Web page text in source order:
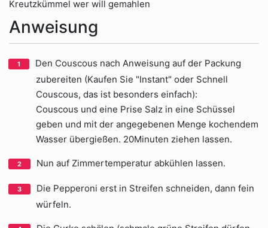
Kreutzkümmel wer will gemahlen
Anweisung
Den Couscous nach Anweisung auf der Packung
zubereiten (Kaufen Sie "Instant" oder Schnell
Couscous, das ist besonders einfach):
Couscous und eine Prise Salz in eine Schüssel
geben und mit der angegebenen Menge kochendem
Wasser übergießen. 20Minuten ziehen lassen.
Nun auf Zimmertemperatur abkühlen lassen.
Die Pepperoni erst in Streifen schneiden, dann fein
würfeln.